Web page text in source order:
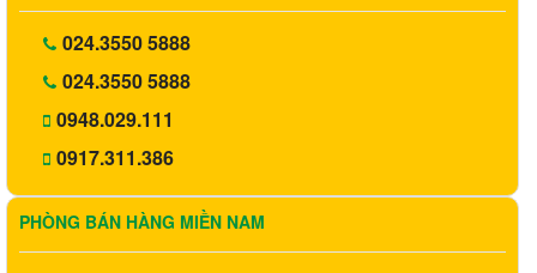
024.3550 5888
024.3550 5888
0948.029.111
0917.311.386
PHÒNG BÁN HÀNG MIỀN NAM